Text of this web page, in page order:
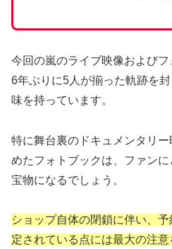
今回の嵐のライブ映像およびフ
6年ぶりに5人が揃った軌跡を
味を持っています。
特に舞台裏のドキュメンタリ
めたフォトブックは、ファン
宝物になるでしょう。
ショップ自体の閉鎖に伴い、
定されている点には最大の注